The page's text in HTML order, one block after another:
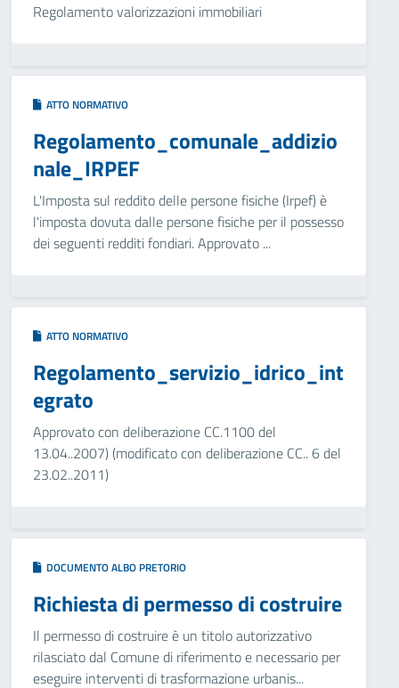
Regolamento valorizzazioni immobiliari
ATTO NORMATIVO
Regolamento_comunale_addizio
nale_IRPEF
L'Imposta sul reddito delle persone fisiche (Irpef) è
l'imposta dovuta dalle persone fisiche per il possesso
dei seguenti redditi fondiari. Approvato ...
ATTO NORMATIVO
Regolamento_servizio_idrico_int
egrato
Approvato con deliberazione CC.1100 del
13.04..2007) (modificato con deliberazione CC.. 6 del
23.02..2011)
DOCUMENTO ALBO PRETORIO
Richiesta di permesso di costruire
Il permesso di costruire è un titolo autorizzativo
rilasciato dal Comune di riferimento e necessario per
eseguire interventi di trasformazione urbanis...